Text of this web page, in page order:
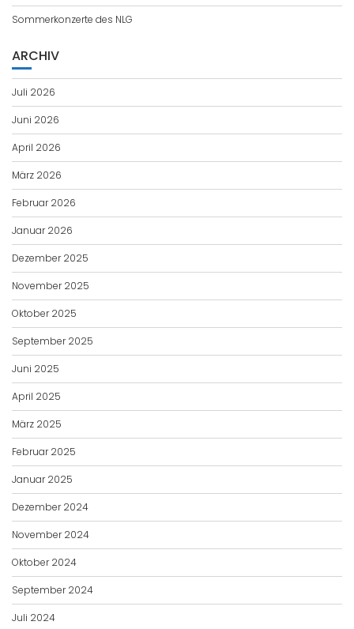
Sommerkonzerte des NLG
ARCHIV
Juli 2026
Juni 2026
April 2026
März 2026
Februar 2026
Januar 2026
Dezember 2025
November 2025
Oktober 2025
September 2025
Juni 2025
April 2025
März 2025
Februar 2025
Januar 2025
Dezember 2024
November 2024
Oktober 2024
September 2024
Juli 2024